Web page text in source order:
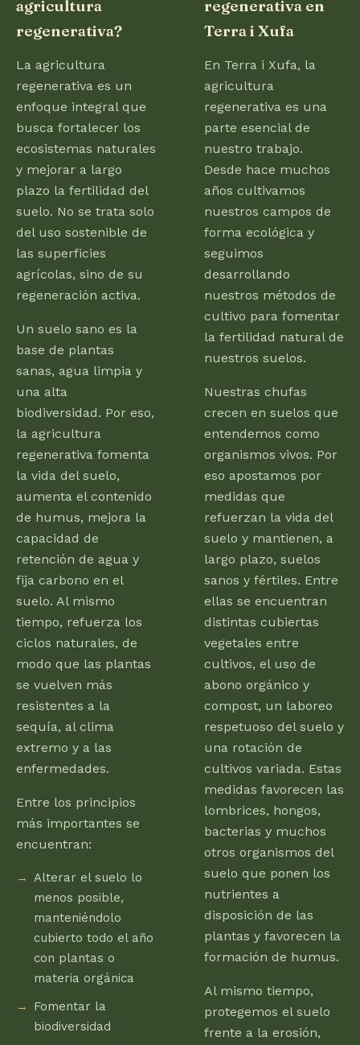
agricultura
regenerativa?
La agricultura
regenerativa es un
enfoque integral que
busca fortalecer los
ecosistemas naturales
y mejorar a largo
plazo la fertilidad del
suelo. No se trata solo
del uso sostenible de
las superficies
agrícolas, sino de su
regeneración activa.
Un suelo sano es la
base de plantas
sanas, agua limpia y
una alta
biodiversidad. Por eso,
la agricultura
regenerativa fomenta
la vida del suelo,
aumenta el contenido
de humus, mejora la
capacidad de
retención de agua y
fija carbono en el
suelo. Al mismo
tiempo, refuerza los
ciclos naturales, de
modo que las plantas
se vuelven más
resistentes a la
sequía, al clima
extremo y a las
enfermedades.
Entre los principios
más importantes se
encuentran:
Alterar el suelo lo
menos posible,
manteniéndolo
cubierto todo el año
con plantas o
materia orgánica
Fomentar la
biodiversidad
regenerativa en
Terra i Xufa
En Terra i Xufa, la
agricultura
regenerativa es una
parte esencial de
nuestro trabajo.
Desde hace muchos
años cultivamos
nuestros campos de
forma ecológica y
seguimos
desarrollando
nuestros métodos de
cultivo para fomentar
la fertilidad natural de
nuestros suelos.
Nuestras chufas
crecen en suelos que
entendemos como
organismos vivos. Por
eso apostamos por
medidas que
refuerzan la vida del
suelo y mantienen, a
largo plazo, suelos
sanos y fértiles. Entre
ellas se encuentran
distintas cubiertas
vegetales entre
cultivos, el uso de
abono orgánico y
compost, un laboreo
respetuoso del suelo y
una rotación de
cultivos variada. Estas
medidas favorecen las
lombrices, hongos,
bacterias y muchos
otros organismos del
suelo que ponen los
nutrientes a
disposición de las
plantas y favorecen la
formación de humus.
Al mismo tiempo,
protegemos el suelo
frente a la erosión,